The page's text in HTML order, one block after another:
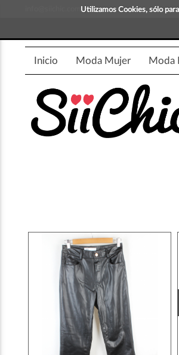
Utilizamos Cookies, sólo
Inicio Moda Mujer Moda